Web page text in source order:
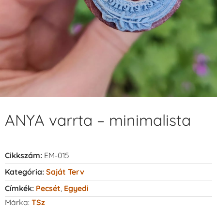
ANYA varrta – minimalista
Cikkszám: EM-015
Kategória: Saját Terv
Címkék: Pecsét, Egyedi
Márka: TSz